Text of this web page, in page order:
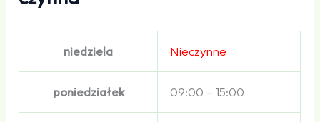
niedziela Nieczynne
poniedziałek 09:00 – 15:00